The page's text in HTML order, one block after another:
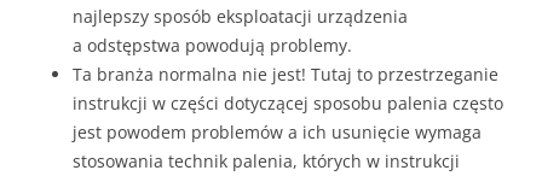
najlepszy sposób eksploatacji urządzenia
a odstępstwa powodują problemy.
Ta branża normalna nie jest! Tutaj to przestrzeganie
instrukcji w części dotyczącej sposobu palenia często
jest powodem problemów a ich usunięcie wymaga
stosowania technik palenia, których w instrukcji